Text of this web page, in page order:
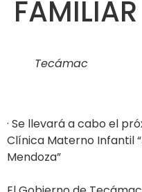
FAMILIAR
Tecámac
· Se llevará a cabo el
Clínica Materno Infantil
Mendoza”